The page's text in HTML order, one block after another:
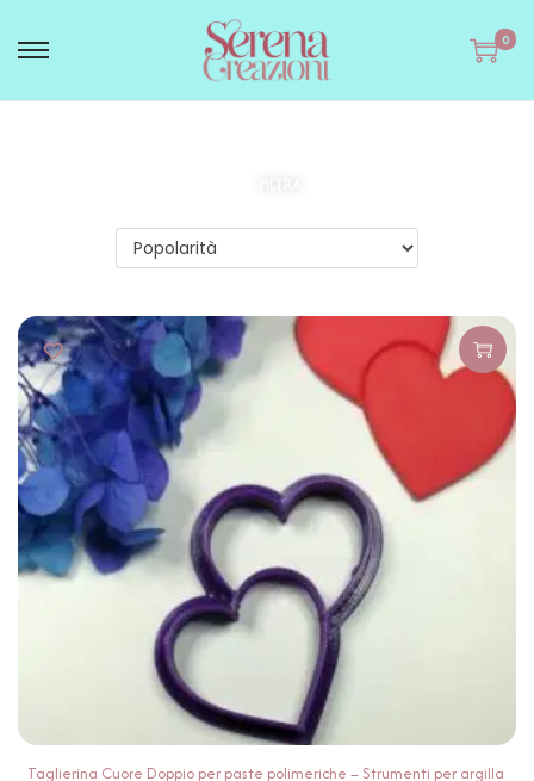
0
Taglierina Cuore Doppio per paste polimeriche – Strumenti per argilla